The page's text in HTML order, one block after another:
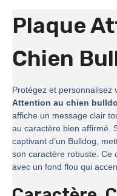
Plaque
Chien
Protégez et personnalisez
Attention au chien
affiche un message clair
au caractère bien affirmé.
captivant d’un Bulldog,
son caractère robuste. Ce
avec un fond flou qui